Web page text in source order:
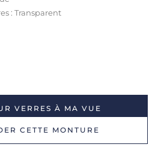
: Transparent
VERRES À MA VUE
CETTE MONTURE